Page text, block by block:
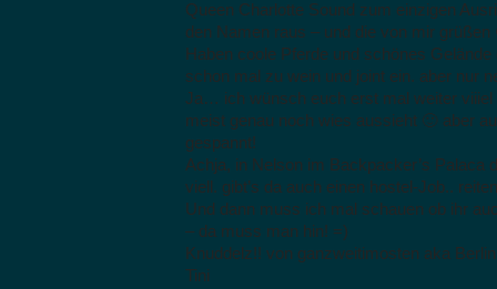
Queen Charlotte Sound zum einzigen
den Namen raus – und die von mir grüßen
Haben coole Pferde und schönes
schon mal zu wein und joint ein. aber nur
Ja… ich wünsch euch erst mal weiter viiiel
meist genau noch wies aussieht 🙂 aber
gespannt!
Achja, in Nelson im Backpacker’s Palaca
viell. gibt’s da auch einen hostel-Job..
Und dann muss ich mal schauen ob ihr
– da muss man hin! =)
Knuddelz!! von ganzweitimosten aka Berlin
Tini